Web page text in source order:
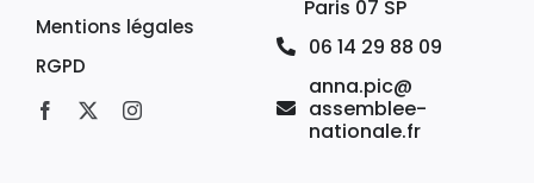
Mentions légales
RGPD
Paris 07 SP
06 14 29 88 09
anna.pic@
assemblee-
nationale.fr